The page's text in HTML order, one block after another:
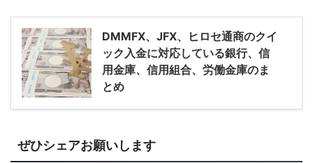
DMMFX、JFX、ヒロセ通商のクイ
ック入金に対応している銀行、信
用金庫、信用組合、労働金庫のま
とめ
ぜひシェアお願いします